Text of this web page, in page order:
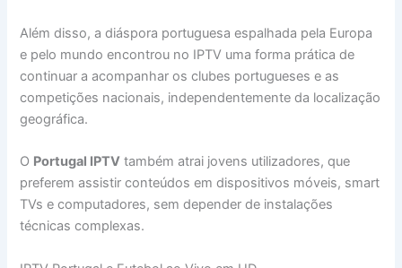
Além disso, a diáspora portuguesa espalhada pela Europa
e pelo mundo encontrou no IPTV uma forma prática de
continuar a acompanhar os clubes portugueses e as
competições nacionais, independentemente da localização
geográfica.
O Portugal IPTV também atrai jovens utilizadores, que
preferem assistir conteúdos em dispositivos móveis, smart
TVs e computadores, sem depender de instalações
técnicas complexas.